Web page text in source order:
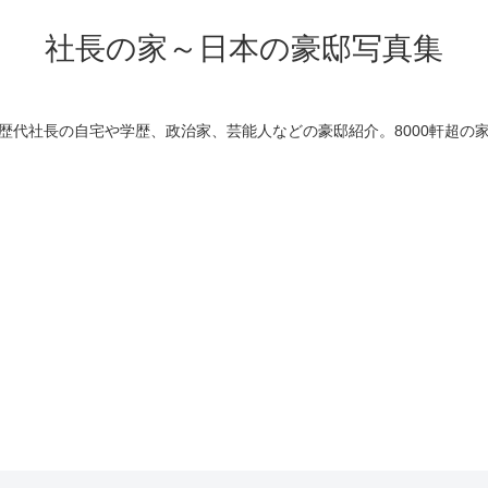
社長の家～日本の豪邸写真集
代社長の自宅や学歴、政治家、芸能人などの豪邸紹介。8000軒超の家